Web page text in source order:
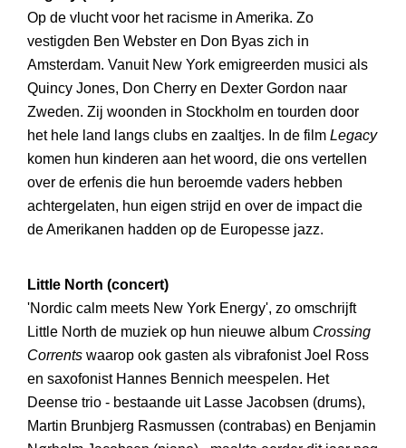
Op de vlucht voor het racisme in Amerika. Zo
vestigden Ben Webster en Don Byas zich in
Amsterdam. Vanuit New York emigreerden musici als
Quincy Jones, Don Cherry en Dexter Gordon naar
Zweden. Zij woonden in Stockholm en tourden door
het hele land langs clubs en zaaltjes. In de film Legacy
komen hun kinderen aan het woord, die ons vertellen
over de erfenis die hun beroemde vaders hebben
achtergelaten, hun eigen strijd en over de impact die
de Amerikanen hadden op de Europesse jazz.
Little North (concert)
'Nordic calm meets New York Energy', zo omschrijft
Little North de muziek op hun nieuwe album Crossing
Corrents waarop ook gasten als vibrafonist Joel Ross
en saxofonist Hannes Bennich meespelen. Het
Deense trio - bestaande uit Lasse Jacobsen (drums),
Martin Brunbjerg Rasmussen (contrabas) en Benjamin